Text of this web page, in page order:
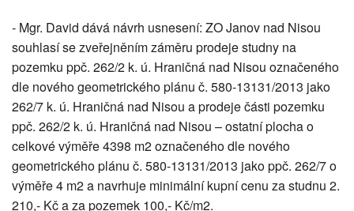
- Mgr. David dává návrh usnesení: ZO Janov nad Nisou
souhlasí se zveřejněním záměru prodeje studny na
pozemku ppč. 262/2 k. ú. Hraničná nad Nisou označeného
dle nového geometrického plánu č. 580-13131/2013 jako
262/7 k. ú. Hraničná nad Nisou a prodeje části pozemku
ppč. 262/2 k. ú. Hraničná nad Nisou – ostatní plocha o
celkové výměře 4398 m2 označeného dle nového
geometrického plánu č. 580-13131/2013 jako ppč. 262/7 o
výměře 4 m2 a navrhuje minimální kupní cenu za studnu 2.
210,- Kč a za pozemek 100,- Kč/m2.